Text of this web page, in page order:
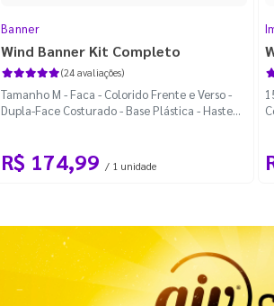
Banner
Wind Banner Kit Completo
(24 avaliações)
Tamanho M - Faca - Colorido Frente e Verso -
Dupla-Face Costurado - Base Plástica - Haste
R$ 174,99 / 1 unidade